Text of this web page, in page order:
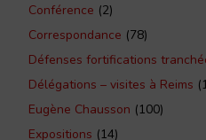
Conférence (2)
Correspondance (78)
Défenses fortifications
Délégations – visites à Reims
Eugène Chausson (100)
Expositions (14)